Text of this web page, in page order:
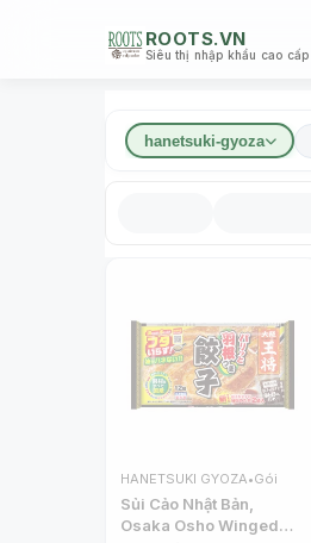
ROOTS.VN
Siêu thị nhập khẩu cao cấp
hanetsuki-gyoza
HANETSUKI GYOZA•Gói
Sủi Cảo Nhật Bản,
Osaka Osho Winged